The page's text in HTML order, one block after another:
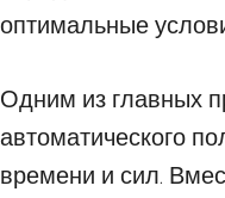
оптимальные
Одним из главных
автоматического
времени и сил.